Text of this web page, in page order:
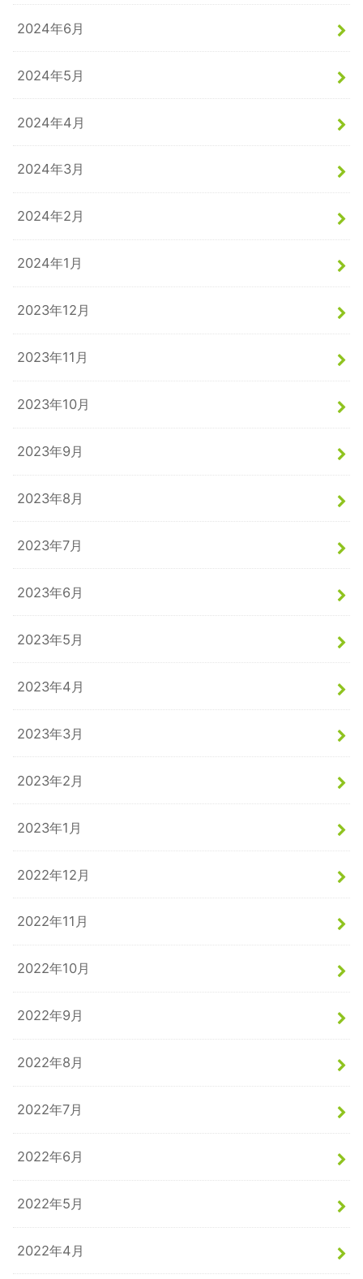
2024年6月
2024年5月
2024年4月
2024年3月
2024年2月
2024年1月
2023年12月
2023年11月
2023年10月
2023年9月
2023年8月
2023年7月
2023年6月
2023年5月
2023年4月
2023年3月
2023年2月
2023年1月
2022年12月
2022年11月
2022年10月
2022年9月
2022年8月
2022年7月
2022年6月
2022年5月
2022年4月